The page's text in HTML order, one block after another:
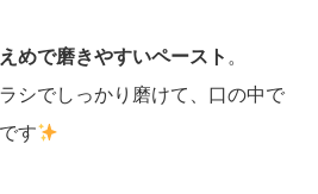
めで磨きやすいペースト。
シでしっかり磨けて、口の中で
す